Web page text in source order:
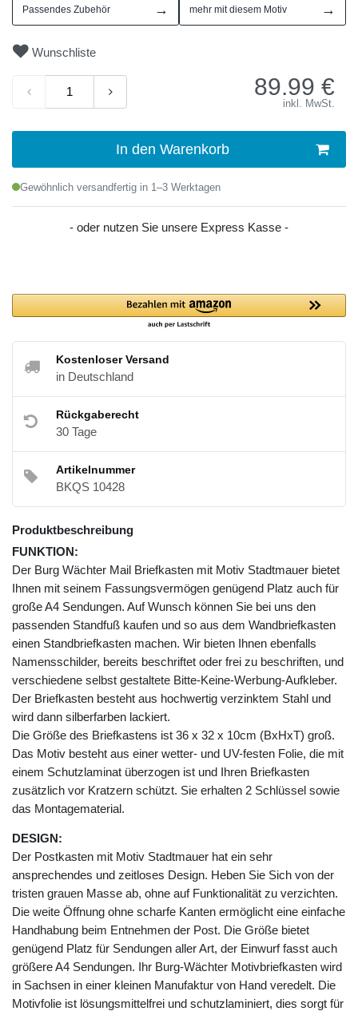
Passendes Zubehör → mehr mit diesem Motiv →
Wunschliste
89.99 €
inkl. MwSt.
In den Warenkorb
Gewöhnlich versandfertig in 1–3 Werktagen
- oder nutzen Sie unsere Express Kasse -
Kostenloser Versand
in Deutschland
Rückgaberecht
30 Tage
Artikelnummer
BKQS 10428
Produktbeschreibung
FUNKTION:
Der Burg Wächter Mail Briefkasten mit Motiv Stadtmauer bietet
Ihnen mit seinem Fassungsvermögen genügend Platz auch für
große A4 Sendungen. Auf Wunsch können Sie bei uns den
passenden Standfuß kaufen und so aus dem Wandbriefkasten
einen Standbriefkasten machen. Wir bieten Ihnen ebenfalls
Namensschilder, bereits beschriftet oder frei zu beschriften, und
verschiedene selbst gestaltete Bitte-Keine-Werbung-Aufkleber.
Der Briefkasten besteht aus hochwertig verzinktem Stahl und
wird dann silberfarben lackiert.
Die Größe des Briefkastens ist 36 x 32 x 10cm (BxHxT) groß.
Das Motiv besteht aus einer wetter- und UV-festen Folie, die mit
einem Schutzlaminat überzogen ist und Ihren Briefkasten
zusätzlich vor Kratzern schützt. Sie erhalten 2 Schlüssel sowie
das Montagematerial.
DESIGN:
Der Postkasten mit Motiv Stadtmauer hat ein sehr
ansprechendes und zeitloses Design. Heben Sie Sich von der
tristen grauen Masse ab, ohne auf Funktionalität zu verzichten.
Die weite Öffnung ohne scharfe Kanten ermöglicht eine einfache
Handhabung beim Entnehmen der Post. Die Größe bietet
genügend Platz für Sendungen aller Art, der Einwurf fasst auch
größere A4 Sendungen. Ihr Burg-Wächter Motivbriefkasten wird
in Sachsen in einer kleinen Manufaktur von Hand veredelt. Die
Motivfolie ist lösungsmittelfrei und schutzlaminiert, dies sorgt für